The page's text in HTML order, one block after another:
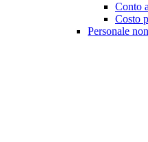
Conto
Costo
Personale